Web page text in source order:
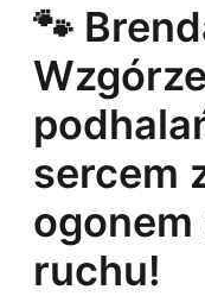
🐾
sercem
ruchu!